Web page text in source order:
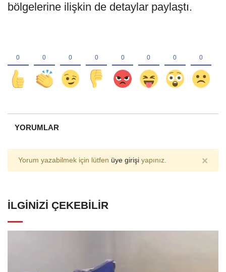
bölgelerine ilişkin de detaylar paylaştı.
YORUMLAR
Yorum yazabilmek için lütfen üye girişi yapınız. ×
İLGINIZI ÇEKEBILIR